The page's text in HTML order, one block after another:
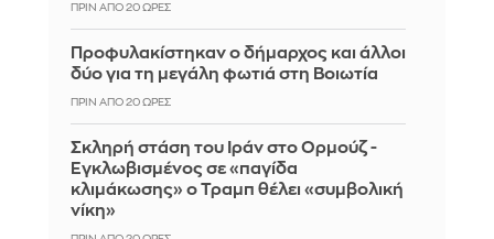
ΠΡΙΝ ΑΠΌ 20 ΏΡΕΣ
Προφυλακίστηκαν ο δήμαρχος και άλλοι
δύο για τη μεγάλη φωτιά στη Βοιωτία
ΠΡΙΝ ΑΠΌ 20 ΏΡΕΣ
Σκληρή στάση του Ιράν στο Ορμούζ -
Εγκλωβισμένος σε «παγίδα
κλιμάκωσης» ο Τραμπ θέλει «συμβολική
νίκη»